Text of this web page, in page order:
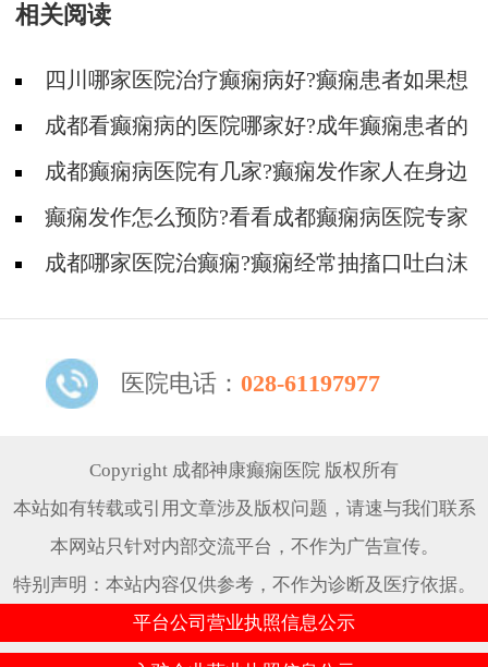
相关阅读
四川哪家医院治疗癫痫病好?癫痫患者如果想
要宝宝需要准备什么?
成都看癫痫病的医院哪家好?成年癫痫患者的
病因有哪些?
成都癫痫病医院有几家?癫痫发作家人在身边
应该怎么做?
癫痫发作怎么预防?看看成都癫痫病医院专家
的介绍成都哪家医院治癫痫?癫痫经常抽搐口吐白沫
医院电话： 028-61197977
Copyright 成都神康癫痫医院 版权所有
本站如有转载或引用文章涉及版权问题，请速与我们联系
本网站只针对内部交流平台，不作为广告宣传。
特别声明：本站内容仅供参考，不作为诊断及医疗依据。
平台公司营业执照信息公示